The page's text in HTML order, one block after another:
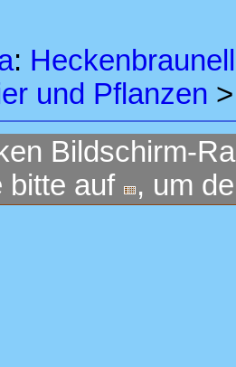
:
und Pflanzen
Bildschirm-
bitte auf
, um